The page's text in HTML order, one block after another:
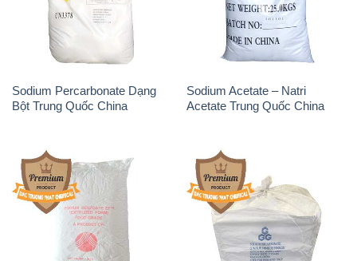
Sodium Percarbonate Dạng
Bột Trung Quốc China
Sodium Acetate – Natri
Acetate Trung Quốc China